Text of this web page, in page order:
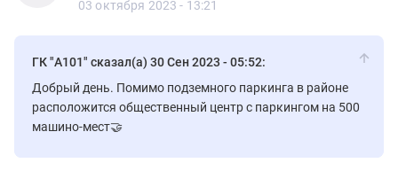
03 октября 2023 - 13:21
ГК "А101" сказал(а) 30 Сен 2023 - 05:52:
Добрый день. Помимо подземного паркинга в районе
расположится общественный центр с паркингом на 500
машино-мест🤝